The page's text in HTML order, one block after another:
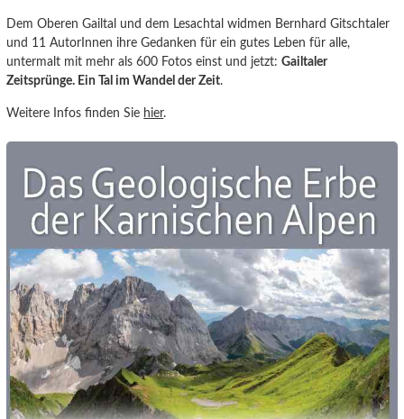
Dem Oberen Gailtal und dem Lesachtal widmen Bernhard Gitschtaler
und 11 AutorInnen ihre Gedanken für ein gutes Leben für alle,
untermalt mit mehr als 600 Fotos einst und jetzt:Gailtaler
Zeitsprünge. Ein Tal im Wandel der Zeit.
Weitere Infos finden Sie hier.